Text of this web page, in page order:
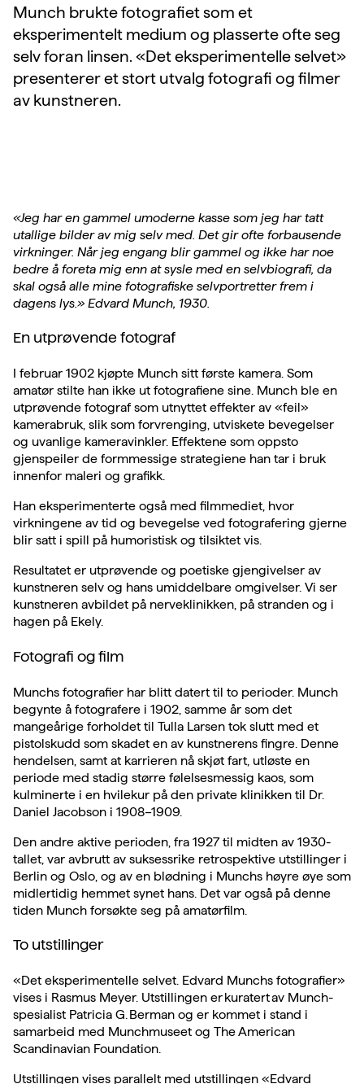
Munch brukte fotografiet som et
eksperimentelt medium og plasserte ofte seg
selv foran linsen. «Det eksperimentelle selvet»
presenterer et stort utvalg fotografi og filmer
av kunstneren.
«Jeg har en gammel umoderne kasse som jeg har tatt
utallige bilder av mig selv med. Det gir ofte forbausende
virkninger. Når jeg engang blir gammel og ikke har noe
bedre å foreta mig enn at sysle med en selvbiografi, da
skal også alle mine fotografiske selvportretter frem i
dagens lys.» Edvard Munch, 1930.
En utprøvende fotograf
I februar 1902 kjøpte Munch sitt første kamera. Som
amatør stilte han ikke ut fotografiene sine. Munch ble en
utprøvende fotograf som utnyttet effekter av «feil»
kamerabruk, slik som forvrenging, utviskete bevegelser
og uvanlige kameravinkler. Effektene som oppsto
gjenspeiler de formmessige strategiene han tar i bruk
innenfor maleri og grafikk.
Han eksperimenterte også med filmmediet, hvor
virkningene av tid og bevegelse ved fotografering gjerne
blir satt i spill på humoristisk og tilsiktet vis.
Resultatet er utprøvende og poetiske gjengivelser av
kunstneren selv og hans umiddelbare omgivelser. Vi ser
kunstneren avbildet på nerveklinikken, på stranden og i
hagen på Ekely.
Fotografi og film
Munchs fotografier har blitt datert til to perioder. Munch
begynte å fotografere i 1902, samme år som det
mangeårige forholdet til Tulla Larsen tok slutt med et
pistolskudd som skadet en av kunstnerens fingre. Denne
hendelsen, samt at karrieren nå skjøt fart, utløste en
periode med stadig større følelsesmessig kaos, som
kulminerte i en hvilekur på den private klinikken til Dr.
Daniel Jacobson i 1908–1909.
Den andre aktive perioden, fra 1927 til midten av 1930-
tallet, var avbrutt av suksessrike retrospektive utstillinger i
Berlin og Oslo, og av en blødning i Munchs høyre øye som
midlertidig hemmet synet hans. Det var også på denne
tiden Munch forsøkte seg på amatørfilm.
To utstillinger
«Det eksperimentelle selvet. Edvard Munchs fotografier»
vises i Rasmus Meyer. Utstillingen er kuratert av Munch-
spesialist Patricia G. Berman og er kommet i stand i
samarbeid med Munchmuseet og The American
Scandinavian Foundation.
Utstillingen vises parallelt med utstillingen «Edvard